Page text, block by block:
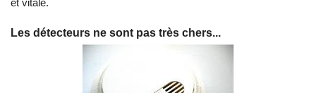
et vitale.
Les détecteurs ne sont pas très chers...